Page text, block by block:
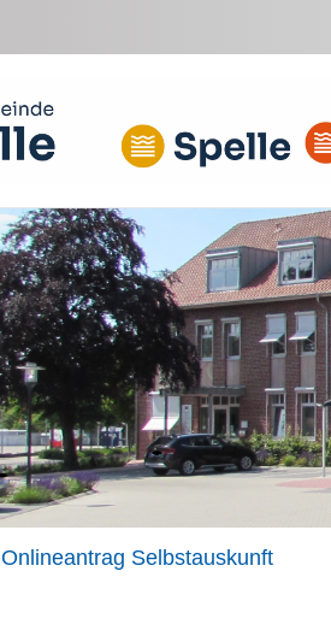
Onlineantrag Selbstauskunft